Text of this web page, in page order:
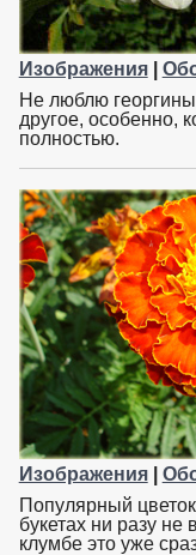
Изображения|
Не люблю
другое, особенно,
полностью.
Изображения|
Популярный
букетах ни разу не
клумбе это уже